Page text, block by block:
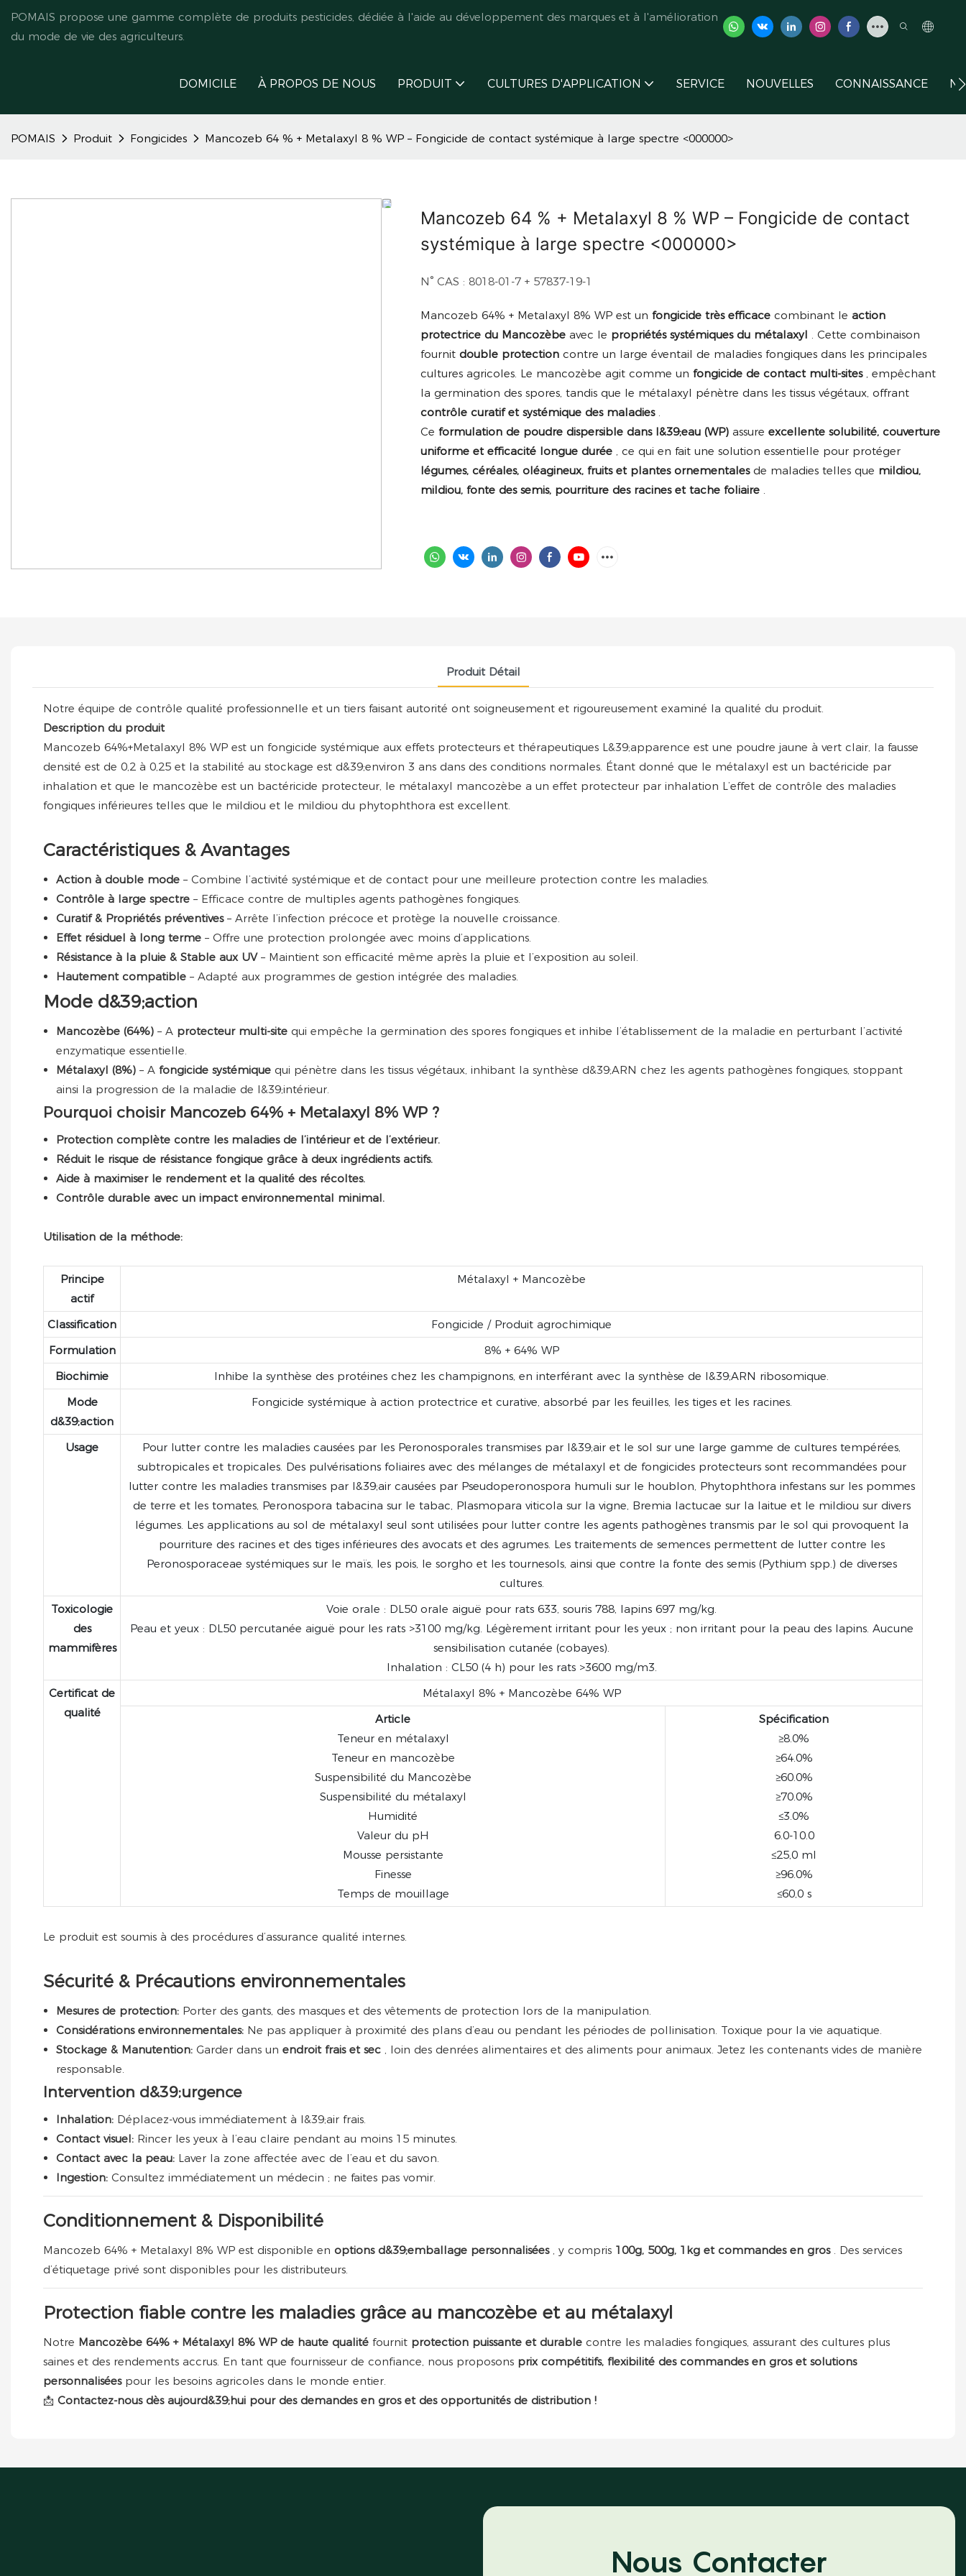
POMAIS propose une gamme complète de produits pesticides, dédiée à l'aide au développement des marques et à l'amélioration
du mode de vie des agriculteurs.
DOMICILE À PROPOS DE NOUS PRODUIT CULTURES D'APPLICATION SERVICE NOUVELLES CONNAISSANCE
POMAIS Produit Fongicides Mancozeb 64 % + Metalaxyl 8 % WP – Fongicide de contact systémique à large spectre <000000>
Mancozeb 64 % + Metalaxyl 8 % WP – Fongicide de contact
systémique à large spectre <000000>
N° CAS : 8018-01-7 + 57837-19-1
Mancozeb 64% + Metalaxyl 8% WP est un fongicide très efficace combinant le action
protectrice du Mancozèbe avec le propriétés systémiques du métalaxyl
. Cette combinaison
fournit double protection contre un large éventail de maladies fongiques dans les principales
cultures agricoles. Le mancozèbe agit comme un fongicide de contact multi-sites
, empêchant
la germination des spores, tandis que le métalaxyl pénètre dans les tissus végétaux, offrant
contrôle curatif et systémique des maladies
Ce formulation de poudre dispersible dans l&39;eau (WP) assure excellente solubilité, couverture
uniforme et efficacité longue durée
, ce qui en fait une solution essentielle pour protéger
légumes, céréales, oléagineux, fruits et plantes ornementales de maladies telles que mildiou,
mildiou, fonte des semis, pourriture des racines et tache foliaire
Produit Détail
Notre équipe de contrôle qualité professionnelle et un tiers faisant autorité ont soigneusement et rigoureusement examiné la qualité du produit.
Description du produit
Mancozeb 64%+Metalaxyl 8% WP est un fongicide systémique aux effets protecteurs et thérapeutiques L&39;apparence est une poudre jaune à vert clair, la fausse
densité est de 0,2 à 0,25 et la stabilité au stockage est d&39;environ 3 ans dans des conditions normales. Étant donné que le métalaxyl est un bactéricide par
inhalation et que le mancozèbe est un bactéricide protecteur, le métalaxyl mancozèbe a un effet protecteur par inhalation L’effet de contrôle des maladies
fongiques inférieures telles que le mildiou et le mildiou du phytophthora est excellent.
Caractéristiques & Avantages
Action à double mode – Combine l’activité systémique et de contact pour une meilleure protection contre les maladies.
Contrôle à large spectre – Efficace contre de multiples agents pathogènes fongiques.
Curatif & Propriétés préventives – Arrête l’infection précoce et protège la nouvelle croissance.
Effet résiduel à long terme – Offre une protection prolongée avec moins d’applications.
Résistance à la pluie & Stable aux UV – Maintient son efficacité même après la pluie et l’exposition au soleil.
Hautement compatible – Adapté aux programmes de gestion intégrée des maladies.
Mode d&39;action
Mancozèbe (64%) – A protecteur multi-site qui empêche la germination des spores fongiques et inhibe l’établissement de la maladie en perturbant l’activité
enzymatique essentielle.
Métalaxyl (8%) – A fongicide systémique qui pénètre dans les tissus végétaux, inhibant la synthèse d&39;ARN chez les agents pathogènes fongiques, stoppant
ainsi la progression de la maladie de l&39;intérieur.
Pourquoi choisir Mancozeb 64% + Metalaxyl 8% WP ?
Protection complète contre les maladies de l’intérieur et de l’extérieur.
Réduit le risque de résistance fongique grâce à deux ingrédients actifs.
Aide à maximiser le rendement et la qualité des récoltes.
Contrôle durable avec un impact environnemental minimal.
Utilisation de la méthode:
Principe
actif
Métalaxyl + Mancozèbe
Classification
Fongicide / Produit agrochimique
Formulation
8% + 64% WP
Biochimie
Inhibe la synthèse des protéines chez les champignons, en interférant avec la synthèse de l&39;ARN ribosomique.
Mode
d&39;action
Fongicide systémique à action protectrice et curative, absorbé par les feuilles, les tiges et les racines.
Usage
Pour lutter contre les maladies causées par les Peronosporales transmises par l&39;air et le sol sur une large gamme de cultures tempérées,
subtropicales et tropicales. Des pulvérisations foliaires avec des mélanges de métalaxyl et de fongicides protecteurs sont recommandées pour
lutter contre les maladies transmises par l&39;air causées par Pseudoperonospora humuli sur le houblon, Phytophthora infestans sur les pommes
de terre et les tomates, Peronospora tabacina sur le tabac, Plasmopara viticola sur la vigne, Bremia lactucae sur la laitue et le mildiou sur divers
légumes. Les applications au sol de métalaxyl seul sont utilisées pour lutter contre les agents pathogènes transmis par le sol qui provoquent la
pourriture des racines et des tiges inférieures des avocats et des agrumes. Les traitements de semences permettent de lutter contre les
Peronosporaceae systémiques sur le maïs, les pois, le sorgho et les tournesols, ainsi que contre la fonte des semis (Pythium spp.) de diverses
cultures.
Toxicologie
des
mammifères
Voie orale : DL50 orale aiguë pour rats 633, souris 788, lapins 697 mg/kg.
Peau et yeux : DL50 percutanée aiguë pour les rats >3100 mg/kg. Légèrement irritant pour les yeux ; non irritant pour la peau des lapins. Aucune
sensibilisation cutanée (cobayes).
Inhalation : CL50 (4 h) pour les rats >3600 mg/m3.
Certificat de
qualité
Métalaxyl 8% + Mancozèbe 64% WP
Article
Teneur en métalaxyl
Teneur en mancozèbe
Suspensibilité du Mancozèbe
Suspensibilité du métalaxyl
Humidité
Valeur du pH
Mousse persistante
Finesse
Temps de mouillage
Spécification
≥8.0%
≥64.0%
≥60.0%
≥70.0%
≤3.0%
6.0-10.0
≤25,0 ml
≥96.0%
≤60,0 s
Le produit est soumis à des procédures d’assurance qualité internes.
Sécurité & Précautions environnementales
Mesures de protection: Porter des gants, des masques et des vêtements de protection lors de la manipulation.
Considérations environnementales: Ne pas appliquer à proximité des plans d’eau ou pendant les périodes de pollinisation. Toxique pour la vie aquatique.
Stockage & Manutention: Garder dans un endroit frais et sec , loin des denrées alimentaires et des aliments pour animaux. Jetez les contenants vides de manière
responsable.
Intervention d&39;urgence
Inhalation: Déplacez-vous immédiatement à l&39;air frais.
Contact visuel: Rincer les yeux à l’eau claire pendant au moins 15 minutes.
Contact avec la peau: Laver la zone affectée avec de l’eau et du savon.
Ingestion: Consultez immédiatement un médecin ; ne faites pas vomir.
Conditionnement & Disponibilité
Mancozeb 64% + Metalaxyl 8% WP est disponible en options d&39;emballage personnalisées , y compris 100g, 500g, 1kg et commandes en gros . Des services
d’étiquetage privé sont disponibles pour les distributeurs.
Protection fiable contre les maladies grâce au mancozèbe et au métalaxyl
Notre Mancozèbe 64% + Métalaxyl 8% WP de haute qualité fournit protection puissante et durable contre les maladies fongiques, assurant des cultures plus
saines et des rendements accrus. En tant que fournisseur de confiance, nous proposons prix compétitifs, flexibilité des commandes en gros et solutions
personnalisées pour les besoins agricoles dans le monde entier.
📩 Contactez-nous dès aujourd&39;hui pour des demandes en gros et des opportunités de distribution !
Nous Contacter